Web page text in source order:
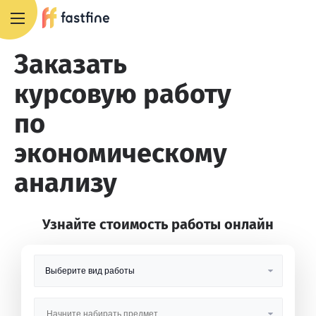
Заказать
курсовую работу
по
экономическому
анализу
Узнайте стоимость работы онлайн